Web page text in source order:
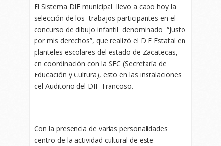
El Sistema DIF municipal llevo a cabo hoy la
selección de los trabajos participantes en el
concurso de dibujo infantil denominado “Justo
por mis derechos”, que realizó el DIF Estatal en
planteles escolares del estado de Zacatecas,
en coordinación con la SEC (Secretaría de
Educación y Cultura), esto en las instalaciones
del Auditorio del DIF Trancoso.
Con la presencia de varias personalidades
dentro de la actividad cultural de este